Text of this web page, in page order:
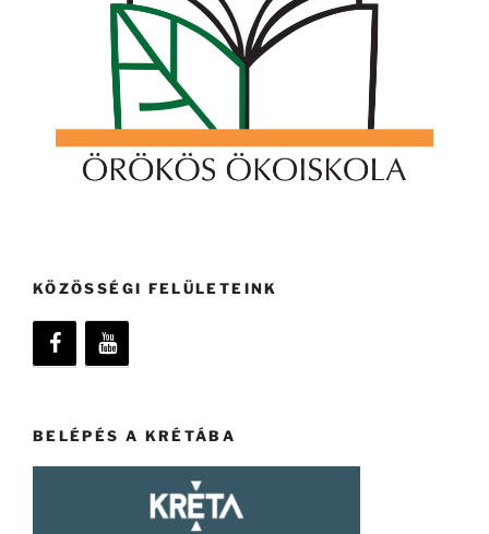
KÖZÖSSÉGI FELÜLETEINK
BELÉPÉS A KRÉTÁBA